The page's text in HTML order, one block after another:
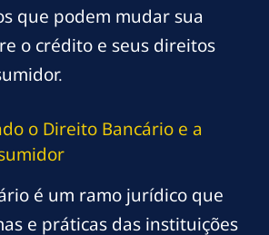
que podem mudar sua
o crédito e seus direitos
o Direito Bancário e a
é um ramo jurídico que
e práticas das instituições